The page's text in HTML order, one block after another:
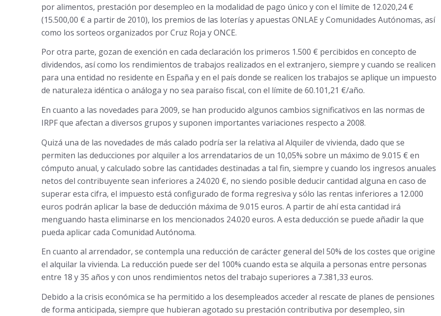
por alimentos, prestación por desempleo en la modalidad de pago único y con el límite de 12.020,24 €
(15.500,00 € a partir de 2010), los premios de las loterías y apuestas ONLAE y Comunidades Autónomas, así
como los sorteos organizados por Cruz Roja y ONCE.
Por otra parte, gozan de exención en cada declaración los primeros 1.500 € percibidos en concepto de
dividendos, así como los rendimientos de trabajos realizados en el extranjero, siempre y cuando se realicen
para una entidad no residente en España y en el país donde se realicen los trabajos se aplique un impuesto
de naturaleza idéntica o análoga y no sea paraíso fiscal, con el límite de 60.101,21 €/año.
En cuanto a las novedades para 2009, se han producido algunos cambios significativos en las normas de
IRPF que afectan a diversos grupos y suponen importantes variaciones respecto a 2008.
Quizá una de las novedades de más calado podría ser la relativa al Alquiler de vivienda, dado que se
permiten las deducciones por alquiler a los arrendatarios de un 10,05% sobre un máximo de 9.015 € en
cómputo anual, y calculado sobre las cantidades destinadas a tal fin, siempre y cuando los ingresos anuales
netos del contribuyente sean inferiores a 24.020 €, no siendo posible deducir cantidad alguna en caso de
superar esta cifra, el impuesto está configurado de forma regresiva y sólo las rentas inferiores a 12.000
euros podrán aplicar la base de deducción máxima de 9.015 euros. A partir de ahí esta cantidad irá
menguando hasta eliminarse en los mencionados 24.020 euros. A esta deducción se puede añadir la que
pueda aplicar cada Comunidad Autónoma.
En cuanto al arrendador, se contempla una reducción de carácter general del 50% de los costes que origine
el alquilar la vivienda. La reducción puede ser del 100% cuando esta se alquila a personas entre personas
entre 18 y 35 años y con unos rendimientos netos del trabajo superiores a 7.381,33 euros.
Debido a la crisis económica se ha permitido a los desempleados acceder al rescate de planes de pensiones
de forma anticipada, siempre que hubieran agotado su prestación contributiva por desempleo, sin